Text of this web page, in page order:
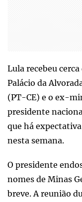
Lula recebeu
Palácio da
(PT-CE) e o ex-
presidente
que há expectativa
nesta semana.
O presidente
nomes de Minas
breve. A reunião